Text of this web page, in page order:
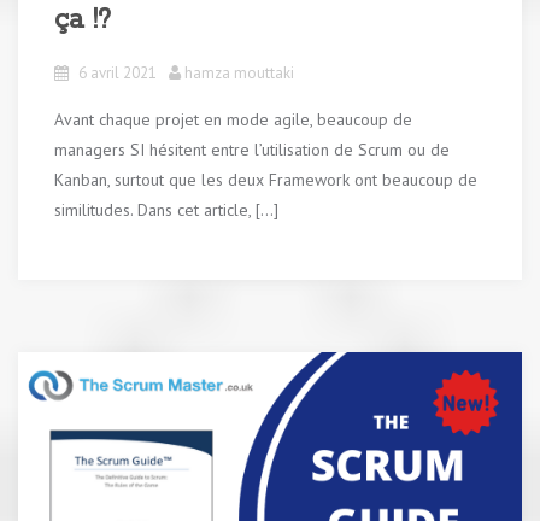
ça !?
6 avril 2021 hamza mouttaki
Avant chaque projet en mode agile, beaucoup de
managers SI hésitent entre l’utilisation de Scrum ou de
Kanban, surtout que les deux Framework ont beaucoup de
similitudes. Dans cet article, […]